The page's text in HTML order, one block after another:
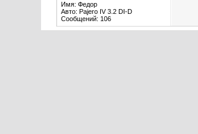
Имя: Федор
Авто: Pajero IV 3.2 DI-D
Сообщений: 106